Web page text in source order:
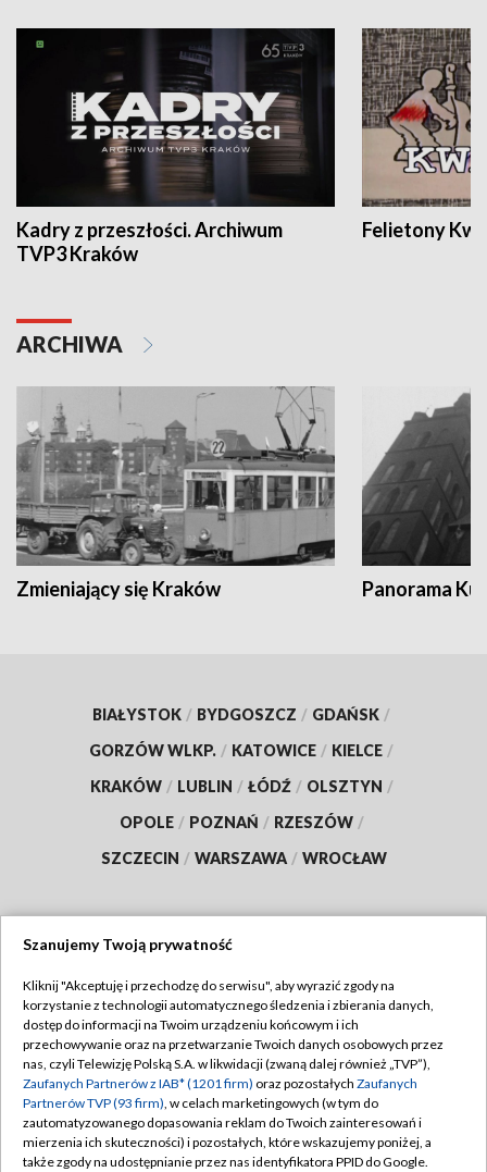
Kadry z przeszłości. Archiwum
TVP3 Kraków
Felietony
ARCHIWA
Zmieniający się Kraków Panorama
BIAŁYSTOK / BYDGOSZCZ / GDAŃSK /
GORZÓW WLKP. / KATOWICE / KIELCE /
KRAKÓW / LUBLIN / ŁÓDŹ / OLSZTYN /
OPOLE / POZNAŃ / RZESZÓW /
SZCZECIN / WARSZAWA / WROCŁAW
TVP
Abonament TVP
Emisja w TVP
Centrum informacji TVP
Naziemna Telewizja Cyfrowa
Regulamin TVP
Polityka prywatności
Moje zgody
Pomoc
Szanujemy Twoją prywatność
Kliknij "Akceptuję i przechodzę do serwisu", aby wyrazić zgody na
korzystanie z technologii automatycznego śledzenia i zbierania danych,
dostęp do informacji na Twoim urządzeniu końcowym i ich
przechowywanie oraz na przetwarzanie Twoich danych osobowych przez
nas, czyli Telewizję Polską S.A. w likwidacji (zwaną dalej również „TVP”),
Zaufanych Partnerów z IAB* (1201 firm) oraz pozostałych Zaufanych
Partnerów TVP (93 firm), w celach marketingowych (w tym do
zautomatyzowanego dopasowania reklam do Twoich zainteresowań i
mierzenia ich skuteczności) i pozostałych, które wskazujemy poniżej, a
także zgody na udostępnianie przez nas identyfikatora PPID do Google.